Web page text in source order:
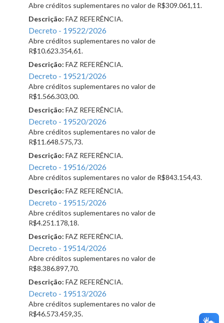
Abre créditos suplementares no valor de R$309.061,11.
Descrição: FAZ REFERÊNCIA.
Decreto - 19522/2026
Abre créditos suplementares no valor de
R$10.623.354,61.
Descrição: FAZ REFERÊNCIA.
Decreto - 19521/2026
Abre créditos suplementares no valor de
R$1.566.303,00.
Descrição: FAZ REFERÊNCIA.
Decreto - 19520/2026
Abre créditos suplementares no valor de
R$11.648.575,73.
Descrição: FAZ REFERÊNCIA.
Decreto - 19516/2026
Abre créditos suplementares no valor de R$843.154,43.
Descrição: FAZ REFERÊNCIA.
Decreto - 19515/2026
Abre créditos suplementares no valor de
R$4.251.178,18.
Descrição: FAZ REFERÊNCIA.
Decreto - 19514/2026
Abre créditos suplementares no valor de
R$8.386.897,70.
Descrição: FAZ REFERÊNCIA.
Decreto - 19513/2026
Abre créditos suplementares no valor de
R$46.573.459,35.